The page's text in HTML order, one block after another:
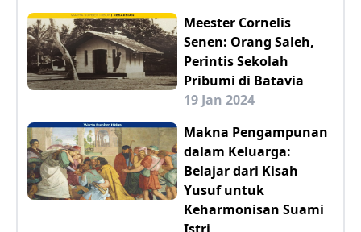
Meester Cornelis
Senen: Orang Saleh,
Perintis Sekolah
Pribumi di Batavia
19 Jan 2024
Makna Pengampunan
dalam Keluarga:
Belajar dari Kisah
Yusuf untuk
Keharmonisan Suami